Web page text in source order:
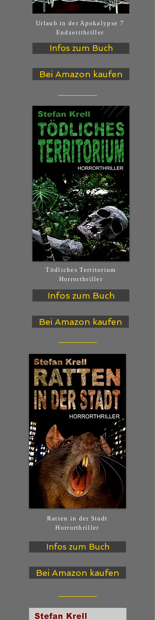
Urlaub in der Apokalypse 7
Endzeitthriller
Infos zum Buch
Bei Amazon kaufen
Tödliches Territorium
Horrorthriller
Infos zum Buch
Bei Amazon kaufen
Ratten in der Stadt
Horrorthriller
Infos zum Buch
Bei Amazon kaufen